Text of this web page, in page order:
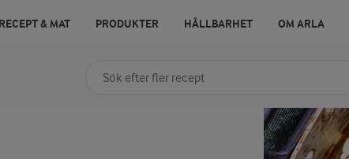
Sök på kategori eller ingrediens
RECEPT & MAT PRODUKTER HÅLLBARHET OM ARLA